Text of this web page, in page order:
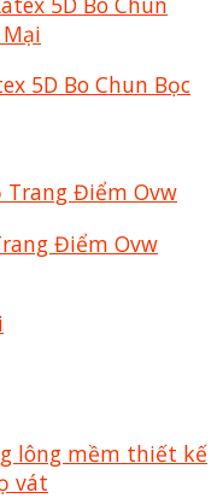
5D Bo Chun Bọc
Điểm Ovw